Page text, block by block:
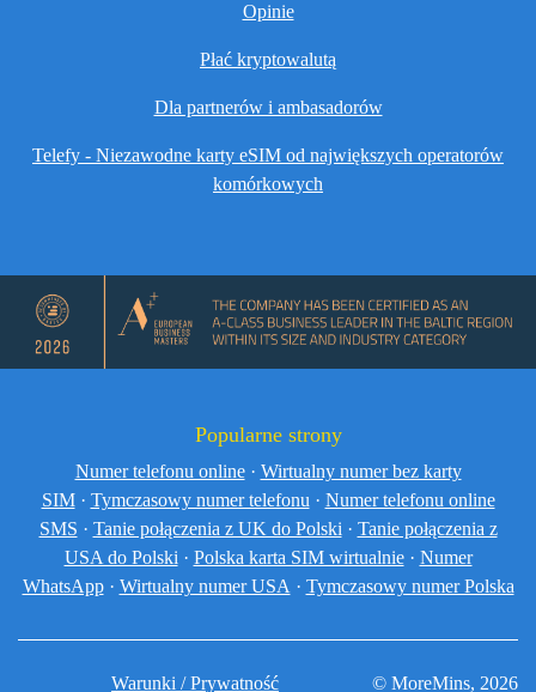
Opinie
Płać kryptowalutą
Dla partnerów i ambasadorów
Telefy - Niezawodne karty eSIM od największych operatorów
komórkowych
Popularne strony
Numer telefonu online · Wirtualny numer bez karty
SIM · Tymczasowy numer telefonu · Numer telefonu online
SMS · Tanie połączenia z UK do Polski · Tanie połączenia z
USA do Polski · Polska karta SIM wirtualnie · Numer
WhatsApp · Wirtualny numer USA · Tymczasowy numer Polska
Warunki / Prywatność © MoreMins, 2026